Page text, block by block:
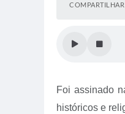
COMPARTILHAR
Foi assinado
históricos e